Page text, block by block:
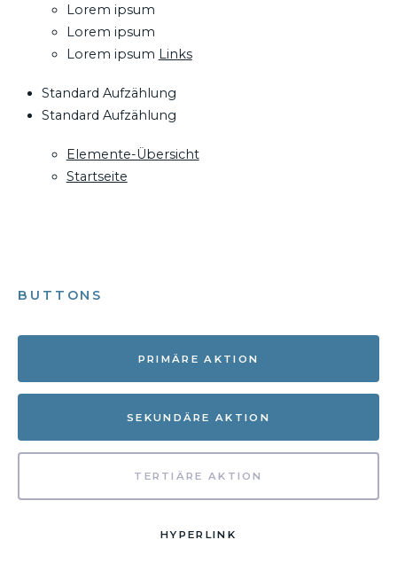
Lorem ipsum
Lorem ipsum
Lorem ipsum Links
Standard Aufzählung
Standard Aufzählung
Elemente-Übersicht
Startseite
BUTTONS
PRIMÄRE AKTION
SEKUNDÄRE AKTION
TERTIÄRE AKTION
HYPERLINK